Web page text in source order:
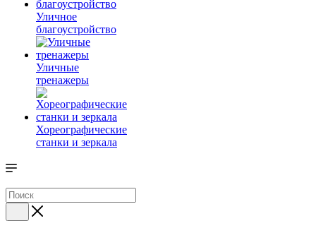
Уличное
благоустройство
Уличные
тренажеры
Хореографические
станки и зеркала